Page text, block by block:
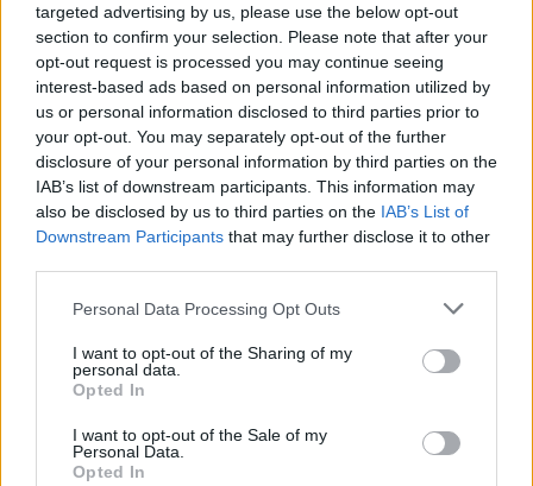
targeted advertising by us, please use the below opt-out
section to confirm your selection. Please note that after your
opt-out request is processed you may continue seeing
interest-based ads based on personal information utilized by
us or personal information disclosed to third parties prior to
your opt-out. You may separately opt-out of the further
disclosure of your personal information by third parties on the
IAB’s list of downstream participants. This information may
also be disclosed by us to third parties on the IAB’s List of
Downstream Participants that may further disclose it to other
Please note that this website/app uses one or more Google
not limited to your visit or usage behaviour. You may click to
grant or deny consent to Google and its third-party tags to
use your data for below specified purposes in below Google
consent section.
Personal Data Processing Opt Outs
I want to opt-out of the Sharing of my
personal data.
Opted In
I want to opt-out of the Sale of my
Personal Data.
Opted In
εφοδιαστική αλυσίδα των ημιαγωγών.», δήλωσε σχετικά ο
Δρ. Stefan Hartung, πρόεδρος του δ.σ. των Γερμανών,
ενώ πρόσθεσε ότι η εταιρεία του εργάζεται
συστηματικά τον τελευταίο καιρό στην επέκταση της
παραγωγής ημιαγωγώνστο συγκεκριμένο εργοστάσιο.
Η επέκταση της γραμμής παραγωγής στο εργοστάσιοθα
δημιουργήσει επιπλέον 3.600 τ.μ. «υπερκαθαρών»
χώρων, που είναι απαραίτητοι για την κατασκευή
μικροτσίπ, με τον καθαρισμό της ατμόσφαιρας εντός της
γραμμής από οποιοδήποτε μικροσωματίδιο να
πραγματοποιείται με μηχανήματα τελευταίας τεχνολογίας.
Η επέκταση αναμένεται να ξεκινήσει να συμβάλλει στην
αύξηση παραγωγής το 2025. Οι εν λόγω χώροι θα